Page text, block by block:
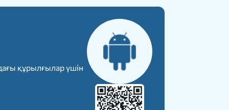
құрылғылар үшін